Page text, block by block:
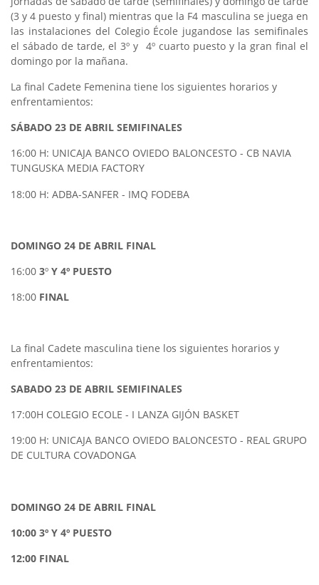
(3 y 4 puesto y final) mientras que la F4 masculina se juega en
las instalaciones del Colegio École jugandose las semifinales
el sábado de tarde, el 3º y 4º cuarto puesto y la gran final el
domingo por la mañana.
La final Cadete Femenina tiene los siguientes horarios y
enfrentamientos:
SÁBADO 23 DE ABRIL SEMIFINALES
16:00 H: UNICAJA BANCO OVIEDO BALONCESTO - CB NAVIA
TUNGUSKA MEDIA FACTORY
18:00 H: ADBA-SANFER - IMQ FODEBA
DOMINGO 24 DE ABRIL FINAL
16:00 3º Y 4º PUESTO
18:00 FINAL
La final Cadete masculina tiene los siguientes horarios y
enfrentamientos:
SABADO 23 DE ABRIL SEMIFINALES
17:00H COLEGIO ECOLE - I LANZA GIJÓN BASKET
19:00 H: UNICAJA BANCO OVIEDO BALONCESTO - REAL GRUPO
DE CULTURA COVADONGA
DOMINGO 24 DE ABRIL FINAL
10:00 3º Y 4º PUESTO
12:00 FINAL